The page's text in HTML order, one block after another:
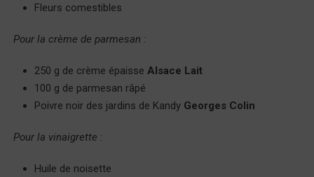
Fleurs comestibles
Pour la crème de parmesan :
250 g de crème épaisse Alsace Lait
100 g de parmesan râpé
Poivre noir des jardins de Kandy Georges Colin
Pour la vinaigrette :
Huile de noisette